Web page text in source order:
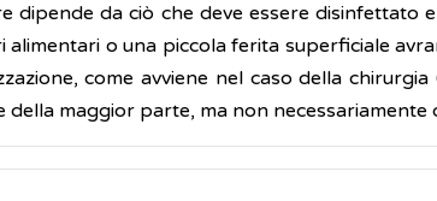
dipende da ciò che deve essere
o una piccola ferita superficiale
come avviene nel caso della
maggior parte, ma non